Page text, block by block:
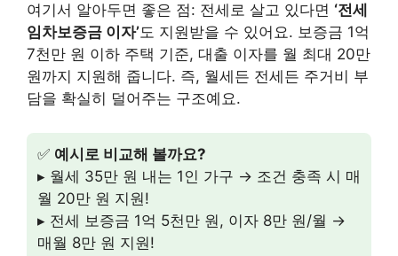
여기서 알아두면 좋은 점: 전세로 살고 있다면 ‘전세
임차보증금 이자’도 지원받을 수 있어요. 보증금 1억
7천만 원 이하 주택 기준, 대출 이자를 월 최대 20만
원까지 지원해 줍니다. 즉, 월세든 전세든 주거비 부
담을 확실히 덜어주는 구조예요.
✅ 예시로 비교해 볼까요?
▸ 월세 35만 원 내는 1인 가구 → 조건 충족 시 매
월 20만 원 지원!
▸ 전세 보증금 1억 5천만 원, 이자 8만 원/월 →
매월 8만 원 지원!